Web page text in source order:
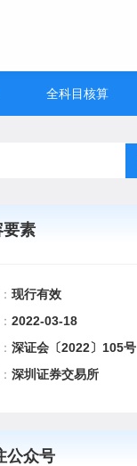
全科目核算
要素
现行有效
2022-03-18
深证会〔2022〕105号
深圳证券交易所
公众号